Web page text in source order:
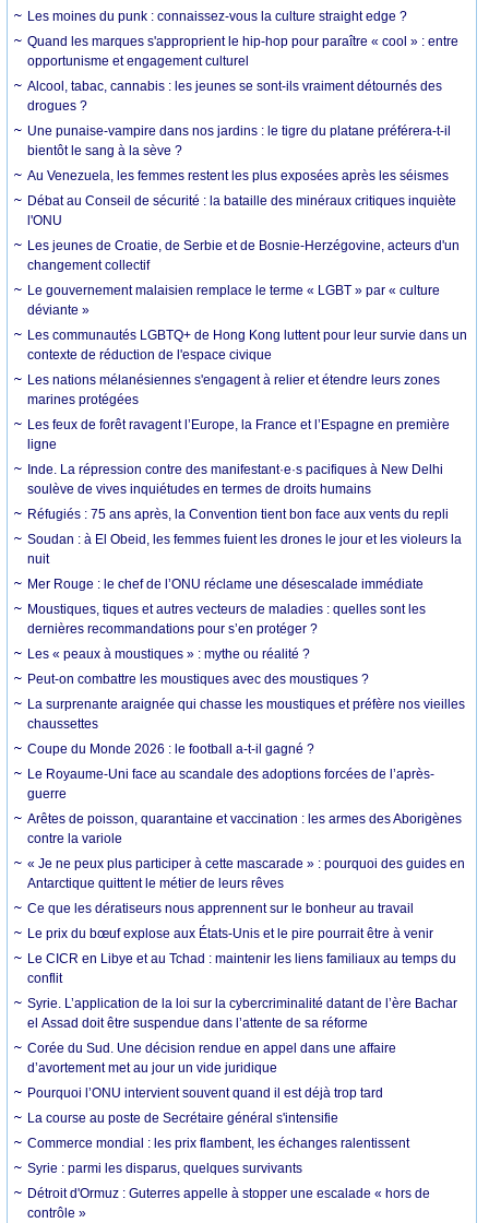
Les moines du punk : connaissez-vous la culture straight edge ?
Quand les marques s'approprient le hip-hop pour paraître « cool » : entre
opportunisme et engagement culturel
Alcool, tabac, cannabis : les jeunes se sont-ils vraiment détournés des
drogues ?
Une punaise-vampire dans nos jardins : le tigre du platane préférera-t-il
bientôt le sang à la sève ?
Au Venezuela, les femmes restent les plus exposées après les séismes
Débat au Conseil de sécurité : la bataille des minéraux critiques inquiète
l'ONU
Les jeunes de Croatie, de Serbie et de Bosnie-Herzégovine, acteurs d'un
changement collectif
Le gouvernement malaisien remplace le terme « LGBT » par « culture
déviante »
Les communautés LGBTQ+ de Hong Kong luttent pour leur survie dans un
contexte de réduction de l'espace civique
Les nations mélanésiennes s'engagent à relier et étendre leurs zones
marines protégées
Les feux de forêt ravagent l’Europe, la France et l’Espagne en première
ligne
Inde. La répression contre des manifestant·e·s pacifiques à New Delhi
soulève de vives inquiétudes en termes de droits humains
Réfugiés : 75 ans après, la Convention tient bon face aux vents du repli
Soudan : à El Obeid, les femmes fuient les drones le jour et les violeurs la
nuit
Mer Rouge : le chef de l’ONU réclame une désescalade immédiate
Moustiques, tiques et autres vecteurs de maladies : quelles sont les
dernières recommandations pour s’en protéger ?
Les « peaux à moustiques » : mythe ou réalité ?
Peut-on combattre les moustiques avec des moustiques ?
La surprenante araignée qui chasse les moustiques et préfère nos vieilles
chaussettes
Coupe du Monde 2026 : le football a-t-il gagné ?
Le Royaume-Uni face au scandale des adoptions forcées de l’après-
guerre
Arêtes de poisson, quarantaine et vaccination : les armes des Aborigènes
contre la variole
« Je ne peux plus participer à cette mascarade » : pourquoi des guides en
Antarctique quittent le métier de leurs rêves
Ce que les dératiseurs nous apprennent sur le bonheur au travail
Le prix du bœuf explose aux États-Unis et le pire pourrait être à venir
Le CICR en Libye et au Tchad : maintenir les liens familiaux au temps du
conflit
Syrie. L’application de la loi sur la cybercriminalité datant de l’ère Bachar
el Assad doit être suspendue dans l’attente de sa réforme
Corée du Sud. Une décision rendue en appel dans une affaire
d’avortement met au jour un vide juridique
Pourquoi l’ONU intervient souvent quand il est déjà trop tard
La course au poste de Secrétaire général s'intensifie
Commerce mondial : les prix flambent, les échanges ralentissent
Syrie : parmi les disparus, quelques survivants
Détroit d'Ormuz : Guterres appelle à stopper une escalade « hors de
contrôle »